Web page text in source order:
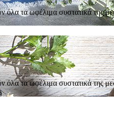
τα ωφέλιμα συστατικά της
τα ωφέλιμα συστατικά της